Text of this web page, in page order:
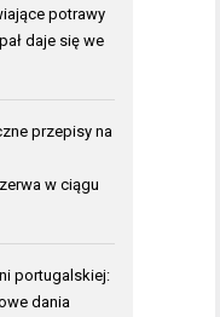
potrawy
daje się we
przepisy na
w ciągu
portugalskiej:
dania